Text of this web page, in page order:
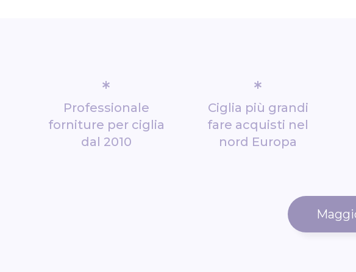
*
Professionale
forniture per ciglia
dal 2010
*
Ciglia più grandi
fare acquisti nel
nord Europa